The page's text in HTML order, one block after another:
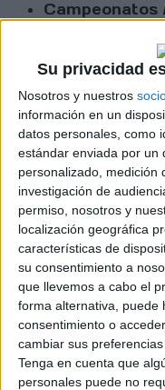
Su privacidad
Nosotros y nuestros
información en un
datos personales, como
estándar enviada por un
personalizado, medición
investigación de
permiso, nosotros y
localización geográfica
características de
su consentimiento a
que llevemos a cabo el
forma alternativa, puede
consentimiento o
cambiar sus
Tenga en cuenta que
personales puede no
Campeonatos
RallyCross
Circuitos
F1
Fórmula E
F2 / F3 / F4
Resistencia
Indycar
Otros
Producto
Producto
Web pensada
productos
aficionados los